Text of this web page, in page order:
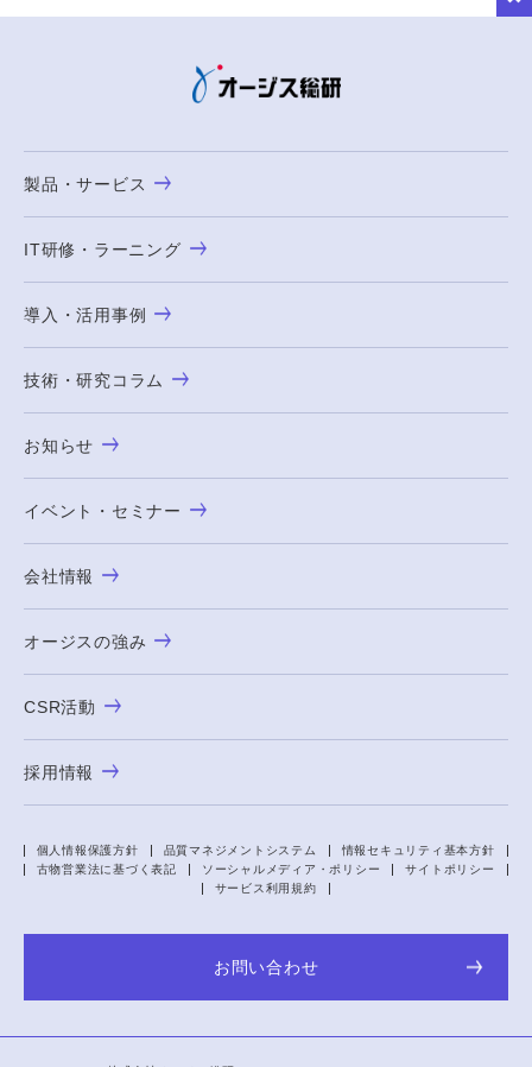
製品・サービス
IT研修・ラーニング
導入・活用事例
技術・研究コラム
お知らせ
イベント・セミナー
会社情報
オージスの強み
CSR活動
採用情報
個人情報保護方針 品質マネジメントシステム
情報セキュリティ基本方針
古物営業法に基づく表記
ソーシャルメディア・ポリシー
サイトポリシー
サービス利用規約
お問い合わせ